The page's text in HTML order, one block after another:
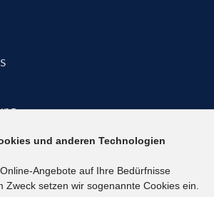
und anderen Technologien
Angebote auf Ihre Bedürfnisse
Zweck setzen wir sogenannte Cookies ein.